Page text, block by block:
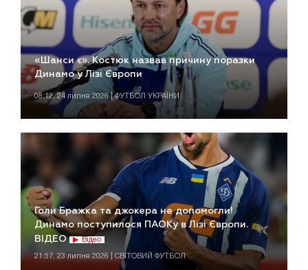
«Шанси є». Костюк назвав причину поразки
Динамо у Лізі Європи
08:12, 24 липня 2026 | ФУТБОЛ УКРАЇНИ
Голи Бражка та джокера не допомогли!
Динамо поступилося ПАОКу в Лізі Європи.
ВІДЕО
Відео
21:57, 23 липня 2026 | СВІТОВИЙ ФУТБОЛ